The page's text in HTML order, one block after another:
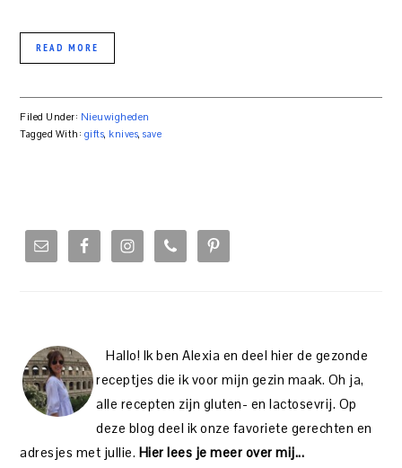
READ MORE
Filed Under: Nieuwigheden
Tagged With: gifts, knives,save
SIDEBAR
Hallo! Ik ben Alexia en deel hier de gezonde
receptjes die ik voor mijn gezin maak. Oh ja,
alle recepten zijn gluten- en lactosevrij. Op
deze blog deel ik onze favoriete gerechten en
adresjes met jullie. Hier lees je meer over mij...